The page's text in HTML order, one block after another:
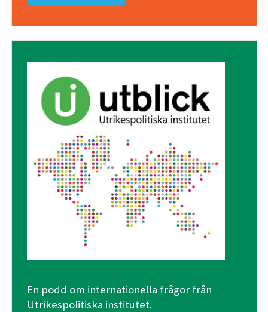
En podd om internationella frågor från
Utrikespolitiska institutet.